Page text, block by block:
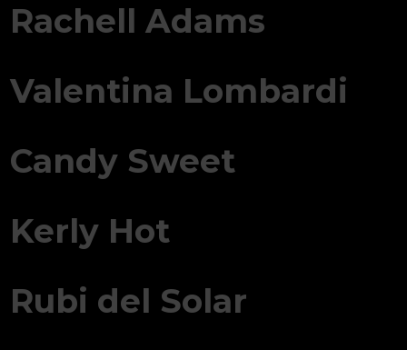
Rachell Adams
Valentina Lombardi
Candy Sweet
Kerly Hot
Rubi del Solar